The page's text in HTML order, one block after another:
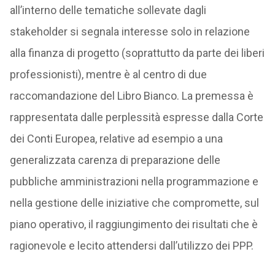
all’interno delle tematiche sollevate dagli
stakeholder si segnala interesse solo in relazione
alla finanza di progetto (soprattutto da parte dei liberi
professionisti), mentre è al centro di due
raccomandazione del Libro Bianco. La premessa è
rappresentata dalle perplessità espresse dalla Corte
dei Conti Europea, relative ad esempio a una
generalizzata carenza di preparazione delle
pubbliche amministrazioni nella programmazione e
nella gestione delle iniziative che compromette, sul
piano operativo, il raggiungimento dei risultati che è
ragionevole e lecito attendersi dall’utilizzo dei PPP.